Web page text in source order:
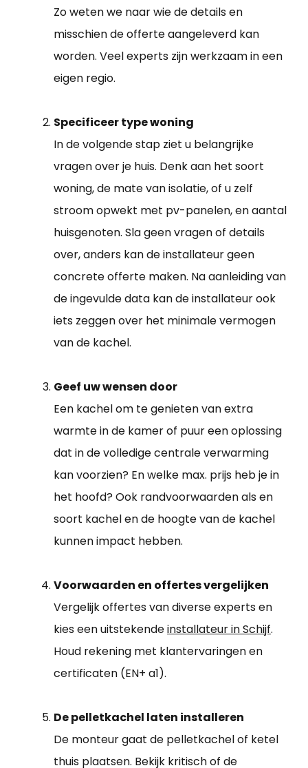
Zo weten we naar wie de details en
misschien de offerte aangeleverd kan
worden. Veel experts zijn werkzaam in een
eigen regio.
Specificeer type woning
In de volgende stap ziet u belangrijke
vragen over je huis. Denk aan het soort
woning, de mate van isolatie, of u zelf
stroom opwekt met pv-panelen, en aantal
huisgenoten. Sla geen vragen of details
over, anders kan de installateur geen
concrete offerte maken. Na aanleiding van
de ingevulde data kan de installateur ook
iets zeggen over het minimale vermogen
van de kachel.
Geef uw wensen door
Een kachel om te genieten van extra
warmte in de kamer of puur een oplossing
dat in de volledige centrale verwarming
kan voorzien? En welke max. prijs heb je in
het hoofd? Ook randvoorwaarden als en
soort kachel en de hoogte van de kachel
kunnen impact hebben.
Voorwaarden en offertes vergelijken
Vergelijk offertes van diverse experts en
kies een uitstekendeinstallateur in Schijf.
Houd rekening met klantervaringen en
certificaten (EN+ a1).
De pelletkachel laten installeren
De monteur gaat de pelletkachel of ketel
thuis plaatsen. Bekijk kritisch of de